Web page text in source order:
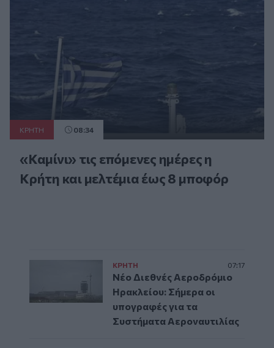
ΚΡΗΤΗ 08:34
«Καμίνι» τις επόμενες ημέρες η
Κρήτη και μελτέμια έως 8 μποφόρ
ΚΡΗΤΗ 07:17
Νέο Διεθνές Αεροδρόμιο
Ηρακλείου: Σήμερα οι
υπογραφές για τα
Συστήματα Αεροναυτιλίας